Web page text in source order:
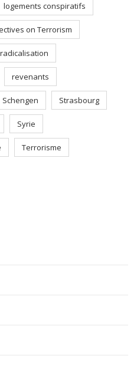
logements conspiratifs
on Terrorism
radicalisation
revenants
Schengen Strasbourg
Syrie
Terrorisme